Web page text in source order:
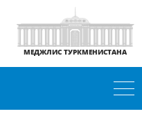
МЕДЖЛИС ТУРКМЕНИСТАНА